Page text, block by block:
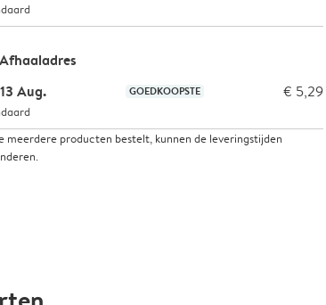
Afhaaladres
Aug.
GOEDKOOPSTE € 5,29
meerdere producten bestelt, kunnen de leveringstijden